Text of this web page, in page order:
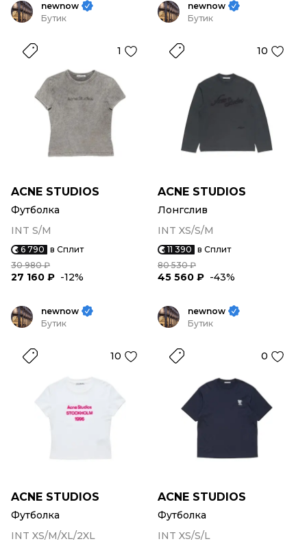
newnow
Бутик
1
ACNE STUDIOS
Футболка
INT S/M
6 790 в Сплит
30 980 ₽
27 160 ₽ -12%
newnow
Бутик
10
ACNE STUDIOS
Лонгслив
INT XS/S/M
11 390 в Сплит
80 530 ₽
45 560 ₽ -43%
newnow
Бутик
10
ACNE STUDIOS
Футболка
INT XS/M/XL/2XL
newnow
Бутик
0
ACNE STUDIOS
Футболка
INT XS/S/L